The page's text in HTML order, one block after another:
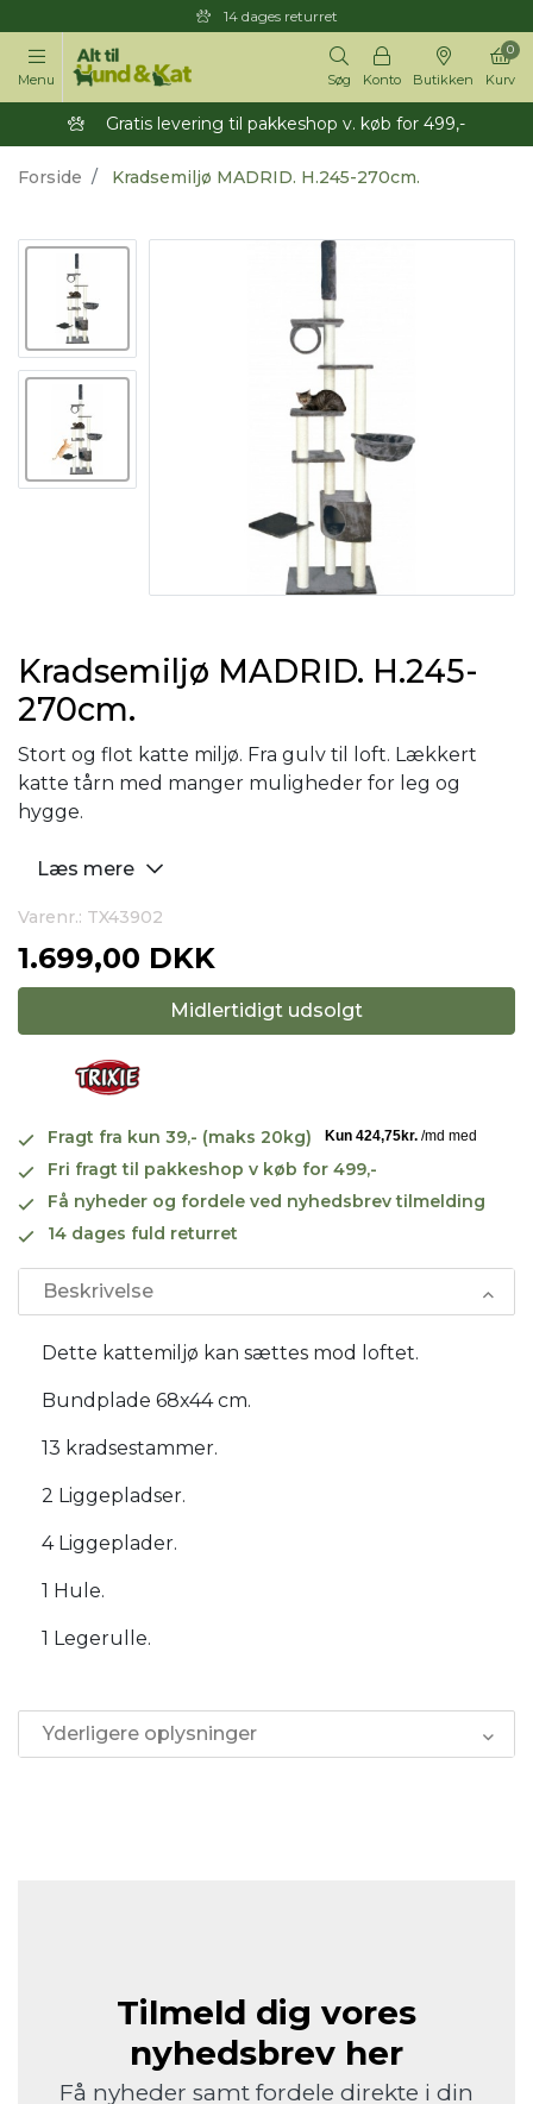
14 dages returret
Menu Søg Konto Butikken Kurv
0
Gratis levering til pakkeshop v. køb for 499,-
Forside Kradsemiljø MADRID. H.245-270cm.
Kradsemiljø MADRID. H.245-
270cm.
Stort og flot katte miljø. Fra gulv til loft. Lækkert
katte tårn med manger muligheder for leg og
hygge.
Læs mere
Varenr.: TX43902
1.699,00 DKK
Midlertidigt udsolgt
Fragt fra kun 39,- (maks 20kg)
Fri fragt til pakkeshop v køb for 499,-
Få nyheder og fordele ved nyhedsbrev tilmelding
14 dages fuld returret
Beskrivelse
Dette kattemiljø kan sættes mod loftet.
Bundplade 68x44 cm.
13 kradsestammer.
2 Liggepladser.
4 Liggeplader.
1 Hule.
1 Legerulle.
Yderligere oplysninger
Tilmeld dig vores
nyhedsbrev her
Få nyheder samt fordele direkte i din